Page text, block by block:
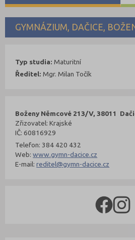
GYMNÁZIUM, DAČICE,
Boženy Němcové 213/V, 38011
Zřizovatel: Krajské
IČ: 60816929
Telefon: 384 420 432
Web:www.gymn-dacice.cz
E-mail:reditel@gymn-dacice.cz
Typ studia: Maturitní
Ředitel: Mgr. Milan Točík